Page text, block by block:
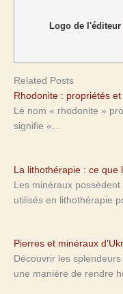
Logo de l'éditeur
Related Posts
Rhodonite : propriétés
Le nom « rhodonite »
signifie «…
La lithothérapie : ce que
Les minéraux
utilisés en lithothérapie
Pierres et minéraux
Découvrir les
une manière de rendre